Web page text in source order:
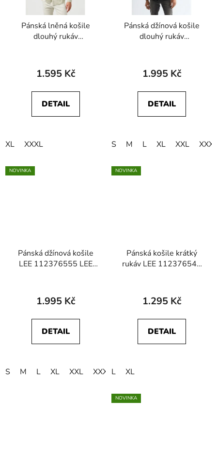
Pánská lněná košile
dlouhý rukáv
SHIRT Tea
1.595 Kč
DETAIL
XL XXXL
Pánská džínová košile
dlouhý rukáv
SHIRT Rinse Black
1.995 Kč
DETAIL
S M L XL XXL
NOVINKA
Pánská džínová košile
LEE 112376555 LEE
1.995 Kč
DETAIL
S M L XL XXL XXXL 4XL
NOVINKA
Pánská košile krátký
rukáv LEE 112376545
1.295 Kč
DETAIL
L XL
NOVINKA